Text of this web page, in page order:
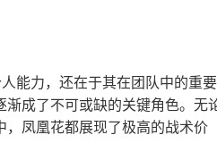
能力，还在于其在团队中的重要
成了不可或缺的关键角色。无
凤凰花都展现了极高的战术价